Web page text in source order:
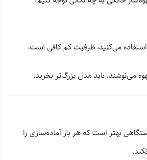
می‌کنید، ظرفیت کم کافی است.
می‌نوشند، باید مدل بزرگ‌تر بخرید.
بهتر است که هر بار آماده‌سازی را